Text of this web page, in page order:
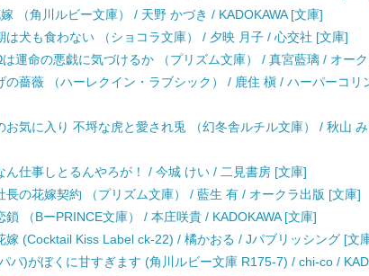
（角川ルビー文庫） / 天野 かづき / KADOKAWA [文庫]
は犬も食わない （ショコラ文庫） / 夕映 月子 / 心交社 [文庫]
運命の悪戯に気づけるか （プリズム文庫） / 真宮藍璃 / オー
の薔薇 （ハーレクイン・ラブシック） / 鹿住 槇 / ハーパーコリ
お気に入り 不埒な虎と愛され兎 （幻冬舎ルチル文庫） / 秋山
ん仕事しとるんやろが！ / 今城 けい / 二見書房 [文庫]
長の花嫁契約 （プリズム文庫） / 藍生 有 / オークラ出版 [文庫]
鎖 （BーPRINCE文庫） / 本庄咲貴 / KADOKAWA [文庫]
嫁 (Cocktail Kiss Label ck-22) / 橘かおる / Jパブリッシング [文
パ)がぼくに甘すぎます (角川ルビー文庫 R175-7) / chi-co /